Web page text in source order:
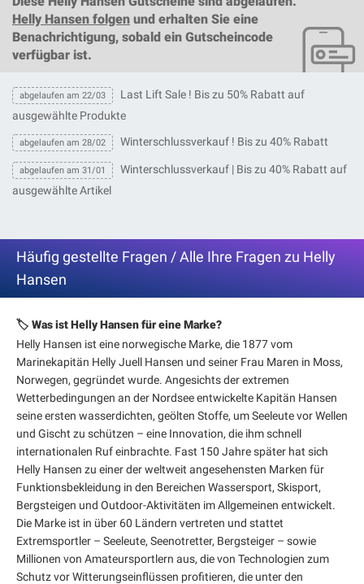
Helly Hansen folgen und erhalten Sie eine
Benachrichtigung, sobald ein Gutscheincode
verfügbar ist.
abgelaufen am 22/03
Last Lift Sale ! Bis zu 50% Rabatt auf
ausgewählte Produkte
abgelaufen am 28/02 Winterschlussverkauf ! Bis zu 40% Rabatt
abgelaufen am 31/01
Winterschlussverkauf | Bis zu 40% Rabatt auf
ausgewählte Artikel
Häufig gestellte Fragen / Alle Ihre Fragen zu Helly
Hansen
🏷️ Was ist Helly Hansen für eine Marke?
Helly Hansen ist eine norwegische Marke, die 1877 vom
Marinekapitän Helly Juell Hansen und seiner Frau Maren in Moss,
Norwegen, gegründet wurde. Angesichts der extremen
Wetterbedingungen an der Nordsee entwickelte Kapitän Hansen
seine ersten wasserdichten, geölten Stoffe, um Seeleute vor Wellen
und Gischt zu schützen – eine Innovation, die ihm schnell
internationalen Ruf einbrachte. Fast 150 Jahre später hat sich
Helly Hansen zu einer der weltweit angesehensten Marken für
Funktionsbekleidung in den Bereichen Wassersport, Skisport,
Bergsteigen und Outdoor-Aktivitäten im Allgemeinen entwickelt.
Die Marke ist in über 60 Ländern vertreten und stattet
Extremsportler – Seeleute, Seenotretter, Bergsteiger – sowie
Millionen von Amateursportlern aus, die von Technologien zum
Schutz vor Witterungseinflüssen profitieren, die unter den